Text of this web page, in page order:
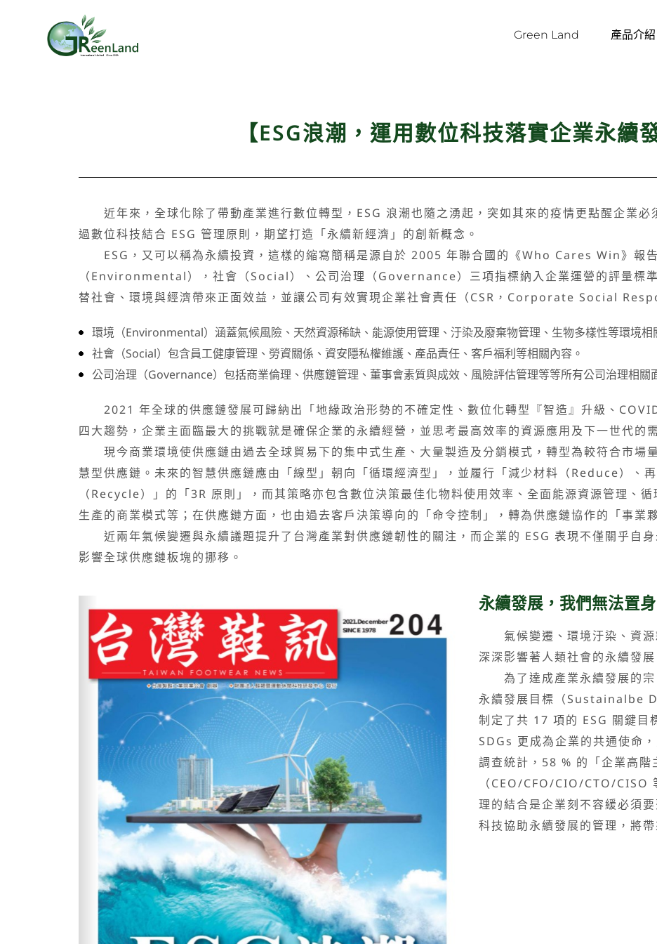
Green Land 產品介紹
【ESG浪潮，運用數位科技落實企業永續發
近年來，全球化除了帶動產業進行數位轉型，ESG 浪潮也隨之湧起，突如其來的疫情更點醒企業必
過數位科技結合 ESG 管理原則，期望打造「永續新經濟」的創新概念。
ESG，又可以稱為永續投資，這樣的縮寫簡稱是源自於 2005 年聯合國的《Who Cares Win》報
（Environmental），社會（Social）、公司治理（Governance）三項指標納入企業運營的評量標
替社會、環境與經濟帶來正面效益，並讓公司有效實現企業社會責任（CSR，Corporate Social
環境（Environmental）涵蓋氣候風險、天然資源稀缺、能源使用管理、汙染及廢棄物管理、生物多樣性等環境相
社會（Social）包含員工健康管理、勞資關係、資安隱私權維護、產品責任、客戶福利等相關內容。
公司治理（Governance）包括商業倫理、供應鏈管理、董事會素質與成效、風險評估管理等等所有公司治理相關
2021 年全球的供應鏈發展可歸納出「地緣政治形勢的不確定性、數位化轉型『智造』升級、
四大趨勢，企業主面臨最大的挑戰就是確保企業的永續經營，並思考最高效率的資源應用及下一世代的
現今商業環境使供應鏈由過去全球貿易下的集中式生產、大量製造及分銷模式，轉型為較符合市場
慧型供應鏈。未來的智慧供應鏈應由「線型」朝向「循環經濟型」，並履行「減少材料（Reduce）、
（Recycle）」的「3R 原則」，而其策略亦包含數位決策最佳化物料使用效率、全面能源資源管理、
生產的商業模式等；在供應鏈方面，也由過去客戶決策導向的「命令控制」，轉為供應鏈協作的「事業
近兩年氣候變遷與永續議題提升了台灣產業對供應鏈韌性的關注，而企業的 ESG 表現不僅關乎自身
影響全球供應鏈板塊的挪移。
永續發展，我們無法置
氣候變遷、環境汙染、資源
深深影響著人類社會的永續發展
為了達成產業永續發展的宗
永續發展目標（Sustainalbe
制定了共 17 項的 ESG 關鍵目
SDGs 更成為企業的共通使命
調查統計，58 % 的「企業高
（CEO/CFO/CIO/CTO/CISO
理的結合是企業刻不容緩必須
科技協助永續發展的管理，將